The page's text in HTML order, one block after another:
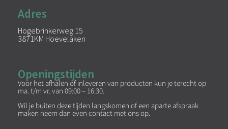
Adres
Hogebrinkerweg 15
3871KM Hoevelaken
Openingstijden
Voor het afhalen of inleveren van producten kun je terecht op
ma. t/m vr. van 09:00 – 16:30.
Wil je buiten deze tijden langskomen of een aparte afspraak
maken neem dan even contact met ons op.